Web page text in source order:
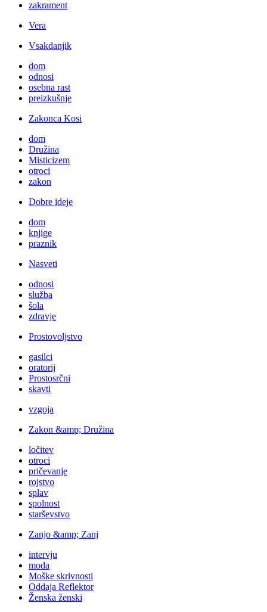
zakrament
Vera
Vsakdanjik
dom
odnosi
osebna rast
preizkušnje
Zakonca Kosi
dom
Družina
Misticizem
otroci
zakon
Dobre ideje
dom
knjige
praznik
Nasveti
odnosi
služba
šola
zdravje
Prostovoljstvo
gasilci
oratorij
Prostosrčni
skavti
vzgoja
Zakon &amp; Družina
ločitev
otroci
pričevanje
rojstvo
splav
spolnost
starševstvo
Zanjo &amp; Zanj
intervju
moda
Moške skrivnosti
Oddaja Reflektor
Ženska ženski